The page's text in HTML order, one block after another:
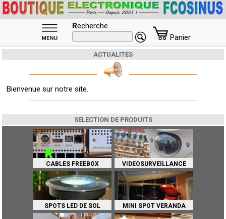
Recherche
Panier
ACTUALITES
Bienvenue sur notre site.
SELECTION DE PRODUITS
CABLES FREEBOX VIDEOSURVEILLANCE
SPOTS LED DE SOL MINI SPOT VERANDA